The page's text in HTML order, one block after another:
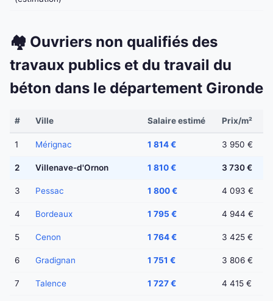
🏘️ Ouvriers non qualifiés des
travaux publics et du travail du
béton dans le département Gironde
# Ville Salaire estimé Prix/m²
1 Mérignac 1 814 € 3 950 €
2 Villenave-d'Ornon 1 810 € 3 730 €
3 Pessac 1 800 € 4 093 €
4 Bordeaux 1 795 € 4 944 €
5 Cenon 1 764 € 3 425 €
6 Gradignan 1 751 € 3 806 €
7 Talence 1 727 € 4 415 €